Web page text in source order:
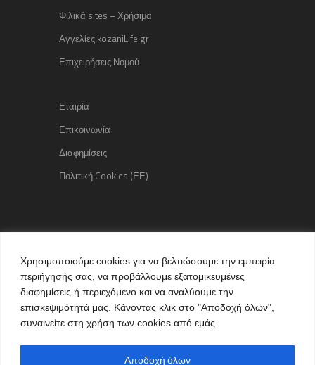
Χρησιμοποιούμε cookies για να βελτιώσουμε την εμπειρία
περιήγησής σας, να προβάλλουμε εξατομικευμένες
διαφημίσεις ή περιεχόμενο και να αναλύουμε την
επισκεψιμότητά μας. Κάνοντας κλικ στο "Αποδοχή όλων",
συναινείτε στη χρήση των cookies από εμάς.
Αποδοχή όλων
Φιλικά sites – Χρήσιμα
Αγγελίες kozaniLife.gr
Επιχειρήσεις Νομού
Εταιρία
Επικοινωνία
Διαφημίσεις
Πολιτική Cookies (ΕΕ)
Copyright © 2015 kozaniLife.gr
All Rights reserved
Internet Services & Advertisement
by kozaniLife.gr